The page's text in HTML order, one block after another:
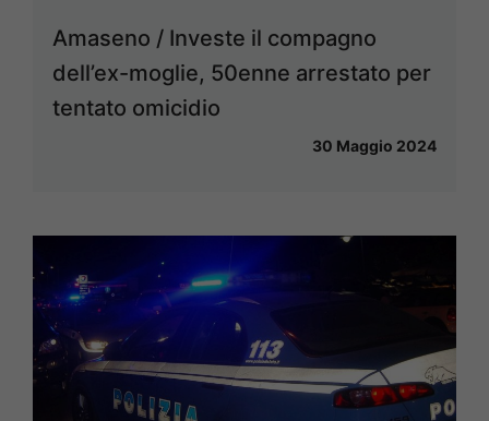
Amaseno / Investe il compagno
dell’ex-moglie, 50enne arrestato per
tentato omicidio
30 Maggio 2024